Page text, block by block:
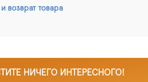
возврат товара
НИЧЕГО ИНТЕРЕСНОГО!